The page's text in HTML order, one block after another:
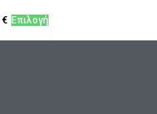
€ ΕπιλογήΑυτό
το